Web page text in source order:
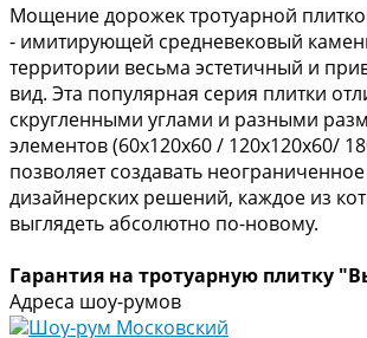
Мощение дорожек тротуарной
- имитирующей средневековый
территории весьма эстетичный и
вид. Эта популярная серия плитки
скругленными углами и разными
элементов (60х120х60 / 120х120х60/
позволяет создавать
дизайнерских решений, каждое из
выглядеть абсолютно по-новому.
Гарантия на тротуарную плитку
Адреса шоу-румов
Шоу-рум Московский